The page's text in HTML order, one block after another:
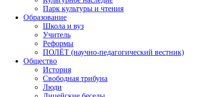
Парк культуры и чтения
Образование
Школа и вуз
Учитель
Реформы
ПОЛЁТ (научно-педагогический вестник)
Общество
История
Свободная трибуна
Люди